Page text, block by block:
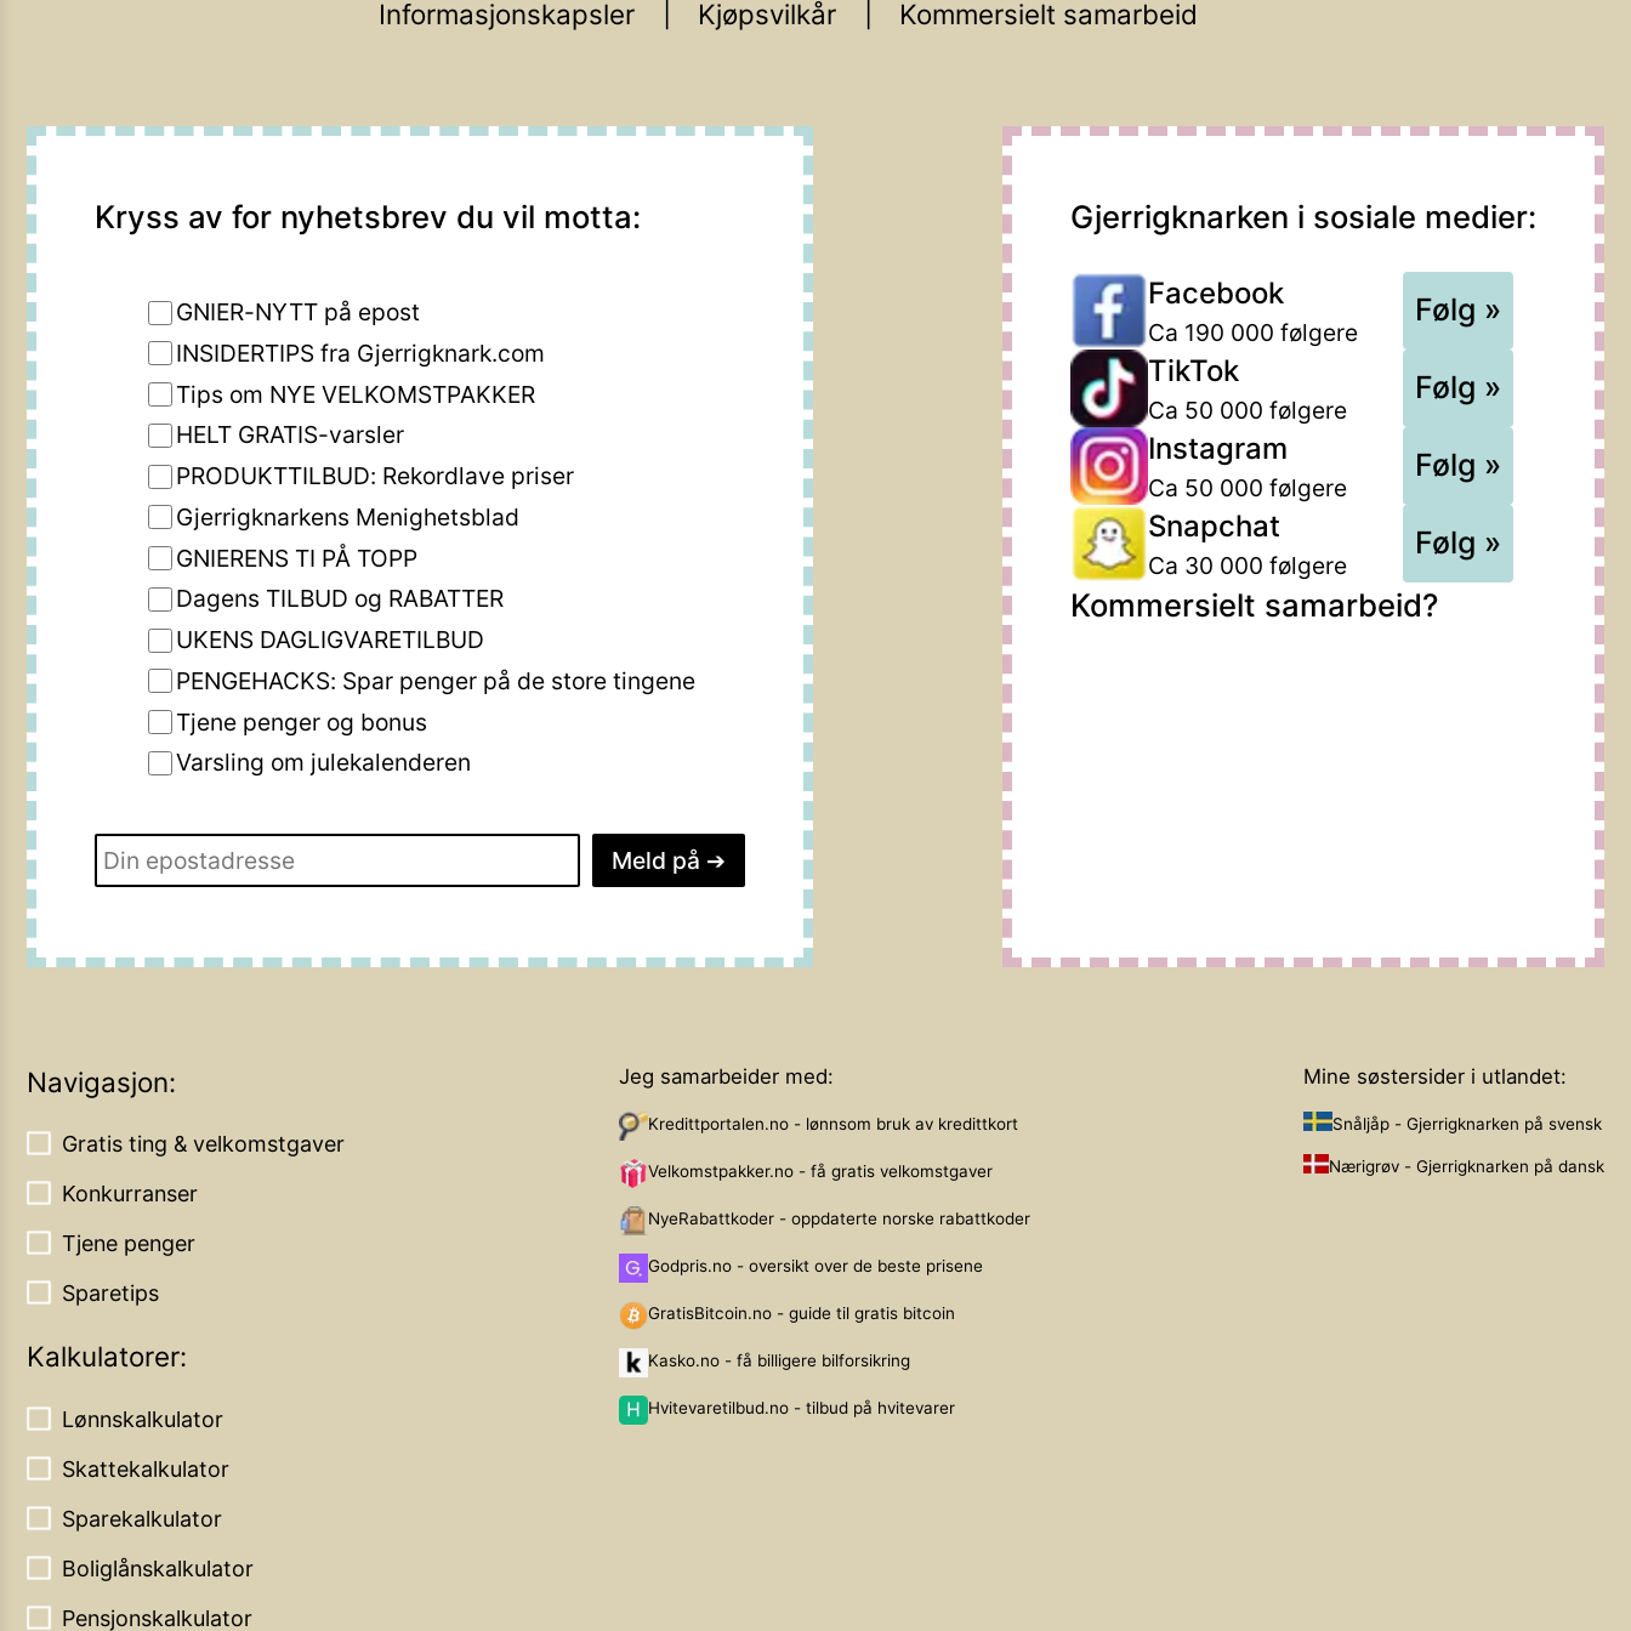
Informasjonskapsler
Kjøpsvilkår Kommersielt samarbeid
Kryss av for nyhetsbrev du vil motta:
GNIER-NYTT på epost
INSIDERTIPS fra Gjerrigknark.com
Tips om NYE VELKOMSTPAKKER
HELT GRATIS-varsler
PRODUKTTILBUD: Rekordlave priser
Gjerrigknarkens Menighetsblad
GNIERENS TI PÅ TOPP
Dagens TILBUD og RABATTER
UKENS DAGLIGVARETILBUD
PENGEHACKS: Spar penger på de store tingene
Tjene penger og bonus
Varsling om julekalenderen
Meld på ➔
Gjerrigknarken i sosiale medier:
Facebook
Ca 190 000 følgere
Følg »
TikTok
Ca 50 000 følgere
Følg »
Instagram
Ca 50 000 følgere
Følg »
Snapchat
Ca 30 000 følgere
Følg »
Kommersielt samarbeid?
Navigasjon:
Gratis ting & velkomstgaver
Konkurranser
Tjene penger
Sparetips
Kalkulatorer:
Lønnskalkulator
Skattekalkulator
Sparekalkulator
Boliglånskalkulator
Pensjonskalkulator
Jeg samarbeider med:
Kredittportalen.no - lønnsom bruk av kredittkort
Velkomstpakker.no - få gratis velkomstgaver
NyeRabattkoder - oppdaterte norske rabattkoder
Godpris.no - oversikt over de beste prisene
GratisBitcoin.no - guide til gratis bitcoin
Kasko.no - få billigere bilforsikring
Hvitevaretilbud.no - tilbud på hvitevarer
Mine søstersider i utlandet:
Snåljåp - Gjerrigknarken på svensk
Nærigrøv - Gjerrigknarken på dansk